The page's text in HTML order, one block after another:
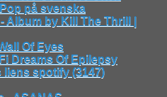
på svenska
Album by Kill The Thrill |
Of Eyes
Dreams Of Epilepsy
liens spotify (3147)